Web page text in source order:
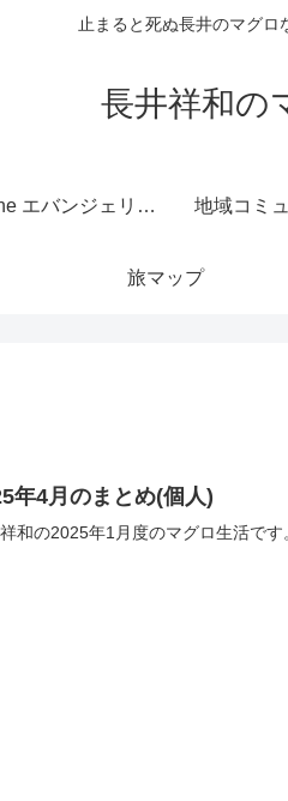
止まると死ぬ長井のマグロ
長井祥和の
kintone エバンジェリスト 地域コミ
旅マップ
年4月のまとめ(個人)
和の2025年1月度のマグロ生活です